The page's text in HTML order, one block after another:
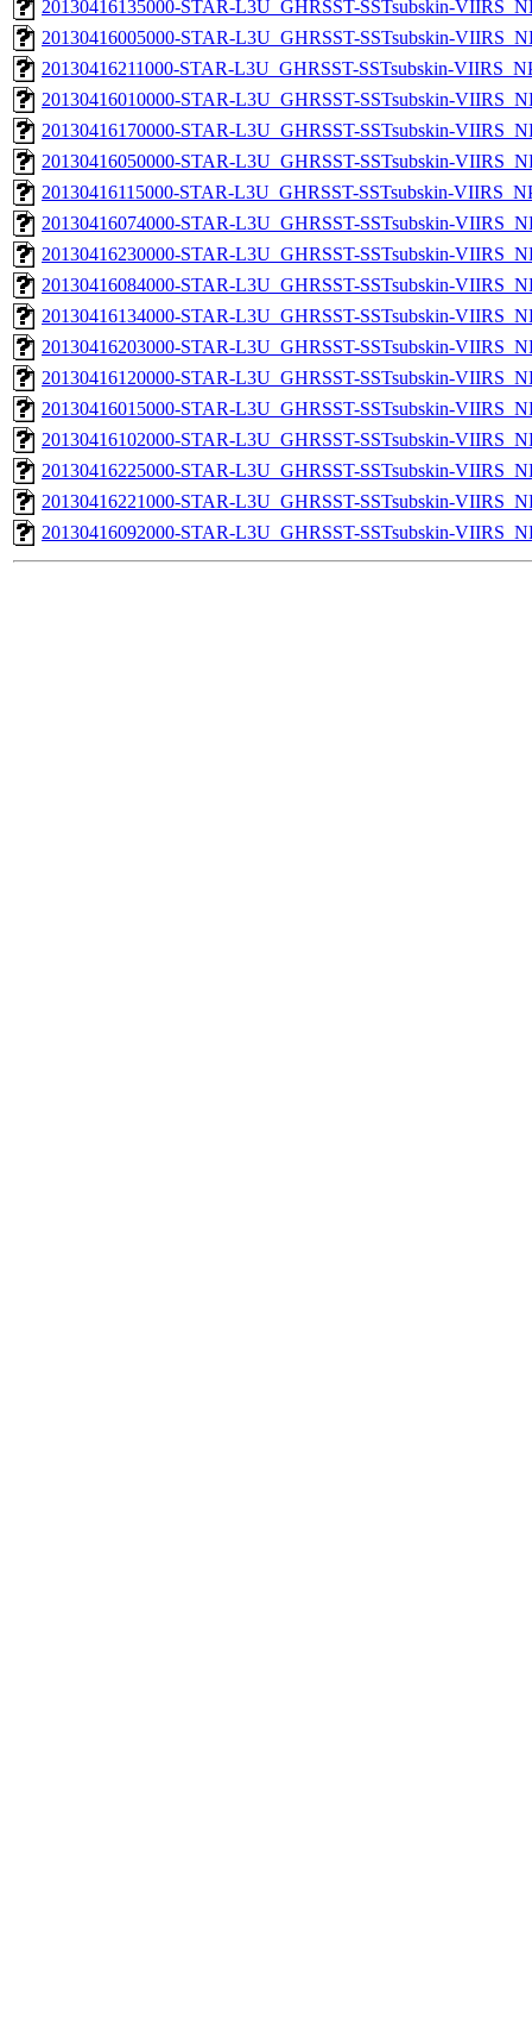
20130416135000-STAR-L3U_GHRSST-SSTsubskin-
20130416005000-STAR-L3U_GHRSST-SSTsubskin-
20130416211000-STAR-L3U_GHRSST-SSTsubskin-
20130416010000-STAR-L3U_GHRSST-SSTsubskin-
20130416170000-STAR-L3U_GHRSST-SSTsubskin-
20130416050000-STAR-L3U_GHRSST-SSTsubskin-
20130416115000-STAR-L3U_GHRSST-SSTsubskin-
20130416074000-STAR-L3U_GHRSST-SSTsubskin-
20130416230000-STAR-L3U_GHRSST-SSTsubskin-
20130416084000-STAR-L3U_GHRSST-SSTsubskin-
20130416134000-STAR-L3U_GHRSST-SSTsubskin-
20130416203000-STAR-L3U_GHRSST-SSTsubskin-
20130416120000-STAR-L3U_GHRSST-SSTsubskin-
20130416015000-STAR-L3U_GHRSST-SSTsubskin-
20130416102000-STAR-L3U_GHRSST-SSTsubskin-
20130416225000-STAR-L3U_GHRSST-SSTsubskin-
20130416221000-STAR-L3U_GHRSST-SSTsubskin-
20130416092000-STAR-L3U_GHRSST-SSTsubskin-